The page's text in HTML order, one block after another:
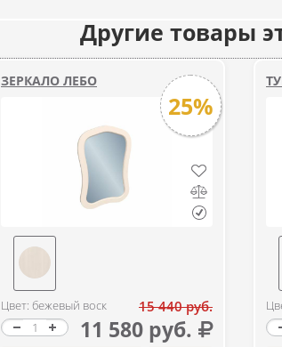
Другие товары
ЗЕРКАЛО ЛЕБО
25%
Цвет: бежевый воск 15 440 руб.
11 580 руб.